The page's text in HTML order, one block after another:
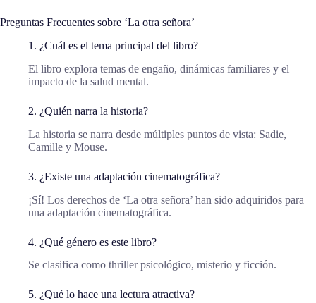
Preguntas Frecuentes sobre ‘La otra señora’
1. ¿Cuál es el tema principal del libro?
El libro explora temas de engaño, dinámicas familiares y el
impacto de la salud mental.
2. ¿Quién narra la historia?
La historia se narra desde múltiples puntos de vista: Sadie,
Camille y Mouse.
3. ¿Existe una adaptación cinematográfica?
¡Sí! Los derechos de ‘La otra señora’ han sido adquiridos para
una adaptación cinematográfica.
4. ¿Qué género es este libro?
Se clasifica como thriller psicológico, misterio y ficción.
5. ¿Qué lo hace una lectura atractiva?